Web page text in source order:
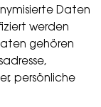
Daten
werden
gehören
persönliche